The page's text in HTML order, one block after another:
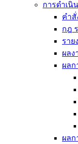
การดำเนิ
คำสั่
กฎ
ราย
ผล
ผลก
ผลก